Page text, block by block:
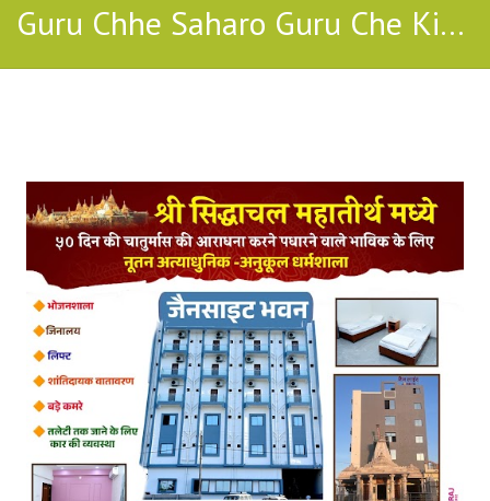
Guru Chhe Saharo Guru Che Kinaro Jain Stavan